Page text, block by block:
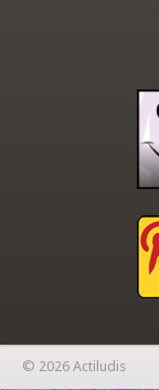
© 2026 Actiludis